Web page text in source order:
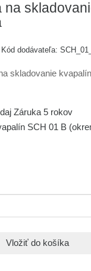
na
Kód dodávateľa:
Záruka 5 rokov
SCH 01 B
Vložiť do košíka